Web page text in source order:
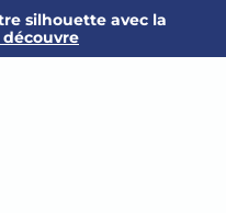
silhouette avec la
découvre